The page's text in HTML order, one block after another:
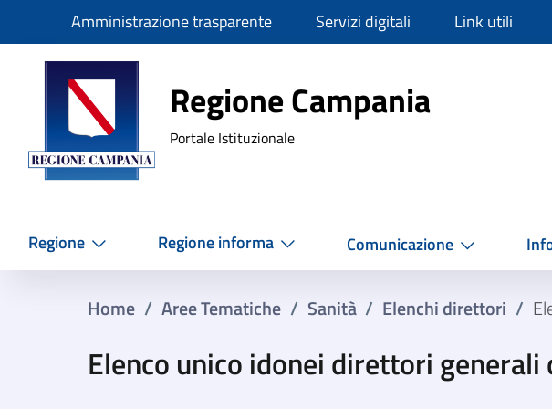
SlimAmministrazione trasparente Servizi digitali Link utili
Regione Campania
Regione Campania
Portale Istituzionale
Regione Regione informa Comunicazione
Home / Aree Tematiche / Sanità / Elenchi direttori /
Elenco unico idonei direttori generali